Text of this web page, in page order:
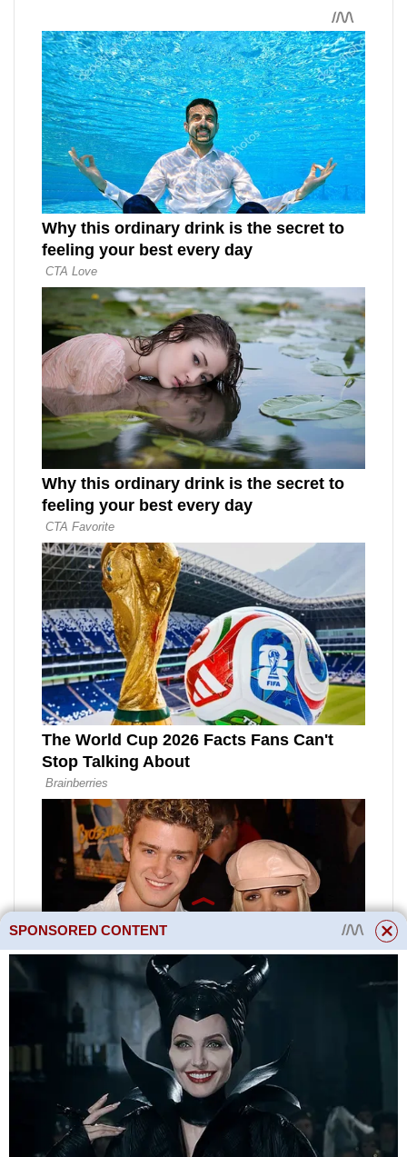
Cihlové obložení
Zdění kolem nosných
železobetonových stěn je
SPONSORED CONTENT